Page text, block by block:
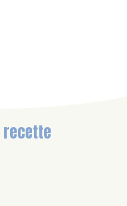
recette